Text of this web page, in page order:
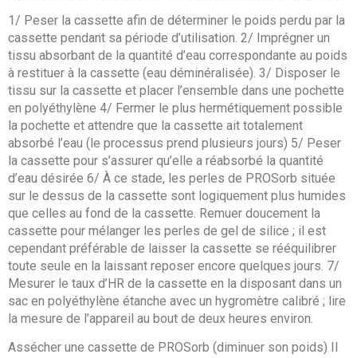
1/ Peser la cassette afin de déterminer le poids perdu par la
cassette pendant sa période d’utilisation. 2/ Imprégner un
tissu absorbant de la quantité d’eau correspondante au poids
à restituer à la cassette (eau déminéralisée). 3/ Disposer le
tissu sur la cassette et placer l’ensemble dans une pochette
en polyéthylène 4/ Fermer le plus hermétiquement possible
la pochette et attendre que la cassette ait totalement
absorbé l’eau (le processus prend plusieurs jours) 5/ Peser
la cassette pour s’assurer qu’elle a réabsorbé la quantité
d’eau désirée 6/ À ce stade, les perles de PROSorb située
sur le dessus de la cassette sont logiquement plus humides
que celles au fond de la cassette. Remuer doucement la
cassette pour mélanger les perles de gel de silice ; il est
cependant préférable de laisser la cassette se rééquilibrer
toute seule en la laissant reposer encore quelques jours. 7/
Mesurer le taux d’HR de la cassette en la disposant dans un
sac en polyéthylène étanche avec un hygromètre calibré ; lire
la mesure de l’appareil au bout de deux heures environ.
Assécher une cassette de PROSorb (diminuer son poids) Il